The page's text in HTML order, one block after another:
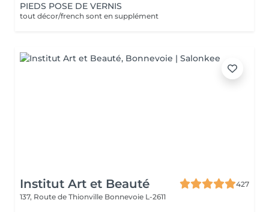
PIEDS POSE DE VERNIS
tout décor/french sont en supplément
Institut Art et Beauté
427
137, Route de Thionville Bonnevoie L-2611